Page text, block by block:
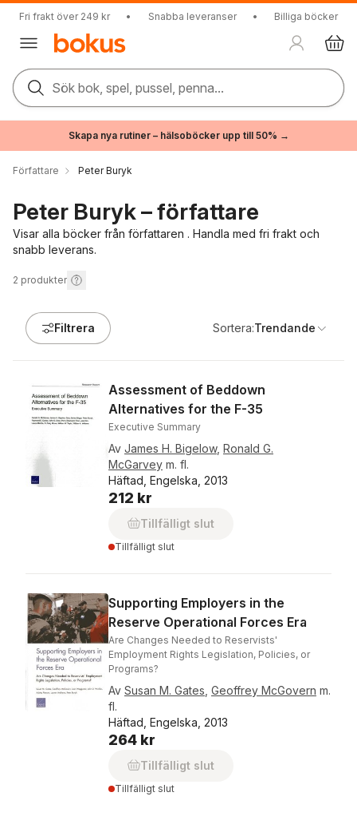
Fri frakt över 249 kr • Snabba leveranser • Billiga böcker
Sök bok, spel, pussel, penna...
Skapa nya rutiner – hälsoböcker upp till 50% →
Författare Peter Buryk
Peter Buryk – författare
Visar alla böcker från författaren . Handla med fri frakt och
snabb leverans.
2 produkter
Filtrera Sortera:Trendande
Assessment of Beddown
Alternatives for the F-35
Executive Summary
Av James H. Bigelow, Ronald G.
McGarvey m. fl.
Häftad, Engelska, 2013
212 kr
Tillfälligt slut
Tillfälligt slut
Supporting Employers in the
Reserve Operational Forces Era
Are Changes Needed to Reservists'
Employment Rights Legislation, Policies, or
Programs?
Av Susan M. Gates Geoffrey McGovern m.
fl.
Häftad, Engelska, 2013
264 kr
Tillfälligt slut
Tillfälligt slut